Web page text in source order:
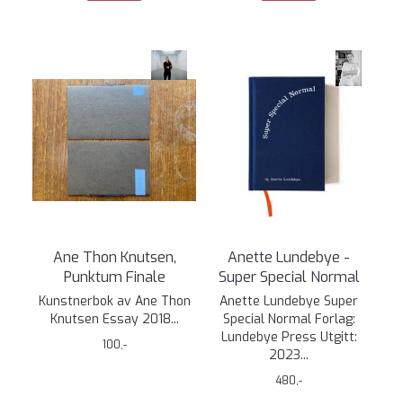
Ane Thon Knutsen,
Punktum Finale
Kunstnerbok av Ane Thon
Knutsen Essay 2018...
100,-
Anette Lundebye -
Super Special Normal
Anette Lundebye Super
Special Normal Forlag:
Lundebye Press Utgitt:
2023...
480,-